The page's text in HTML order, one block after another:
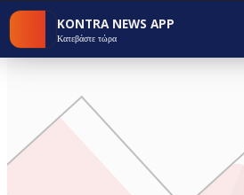
KONTRA NEWS APP
Κατεβάστε τώρα